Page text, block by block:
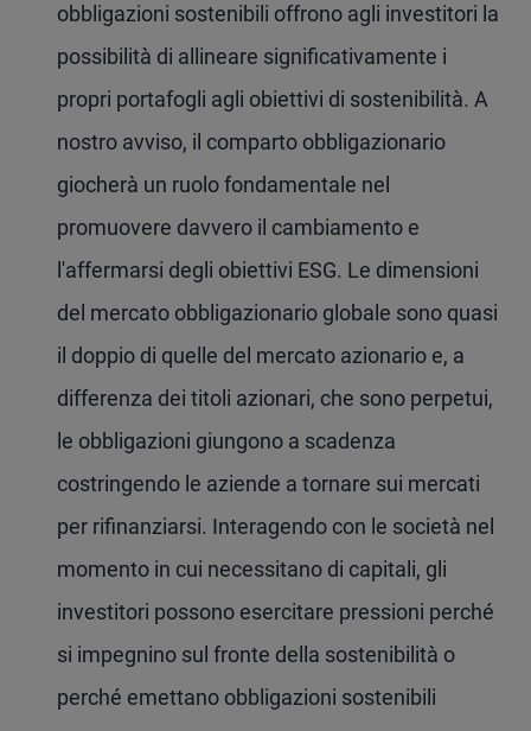
obbligazioni sostenibili offrono agli investitori la
possibilità di allineare significativamente i
propri portafogli agli obiettivi di sostenibilità. A
nostro avviso, il comparto obbligazionario
giocherà un ruolo fondamentale nel
promuovere davvero il cambiamento e
l'affermarsi degli obiettivi ESG. Le dimensioni
del mercato obbligazionario globale sono quasi
il doppio di quelle del mercato azionario e, a
differenza dei titoli azionari, che sono perpetui,
le obbligazioni giungono a scadenza
costringendo le aziende a tornare sui mercati
per rifinanziarsi. Interagendo con le società nel
momento in cui necessitano di capitali, gli
investitori possono esercitare pressioni perché
si impegnino sul fronte della sostenibilità o
perché emettano obbligazioni sostenibili